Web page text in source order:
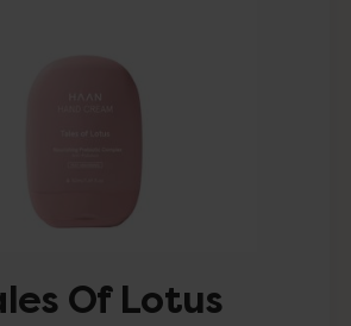
Of Lotus